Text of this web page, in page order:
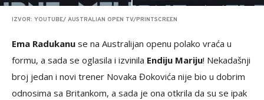
IZVOR: YOUTUBE/ AUSTRALIAN OPEN TV/PRINTSCREEN
Ema Radukanu se na Australijan openu polako vraća u
formu, a sada se oglasila i izvinila Endiju Mariju! Nekadašnji
broj jedan i novi trener Novaka Đokovića nije bio u dobrim
odnosima sa Britankom, a sada je ona otkrila da su se ipak